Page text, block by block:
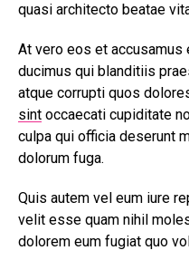
quasi architecto beatae
At vero eos et
ducimus qui blanditiis
atque corrupti quos
sint occaecati cupiditate
culpa qui officia deserunt
dolorum fuga.
Quis autem vel eum iure
velit esse quam nihil
dolorem eum fugiat quo